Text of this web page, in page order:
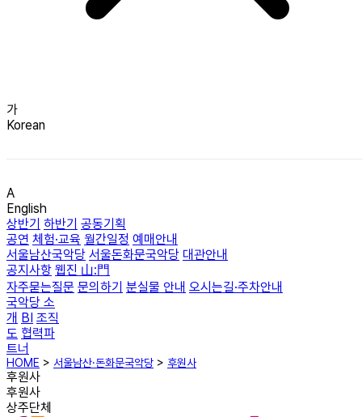
가
Korean
A
English
상반기 하반기 공동기획
공연 체험·교육 월간일정 예매안내
서울남산국악당 서울돈화문국악당 대관안내
공지사항 웹진 山:門
자주묻는질문 문의하기 분실물 안내 오시는길·주차안내
국악당 소
개 BI 조직
도 협력파
트너
HOME > 서울남산·돈화문국악당 > 후원사
후원사
후원사
상주단체